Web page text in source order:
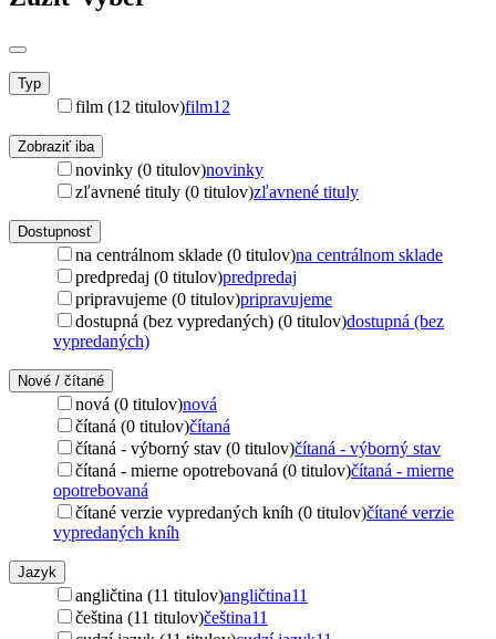
Typ
film (12 titulov)film12
Zobraziť iba
novinky (0 titulov)novinky
zľavnené tituly (0 titulov)zľavnené tituly
Dostupnosť
na centrálnom sklade (0 titulov)na centrálnom sklade
predpredaj (0 titulov)predpredaj
pripravujeme (0 titulov)pripravujeme
dostupná (bez vypredaných) (0 titulov)dostupná (bez
vypredaných)
Nové / čítané
nová (0 titulov)nová
čítaná (0 titulov)čítaná
čítaná - výborný stav (0 titulov)čítaná - výborný stav
čítaná - mierne opotrebovaná (0 titulov)čítaná - mierne
opotrebovaná
čítané verzie vypredaných kníh (0 titulov)čítané verzie
vypredaných kníh
Jazyk
angličtina (11 titulov)angličtina11
čeština (11 titulov)čeština11